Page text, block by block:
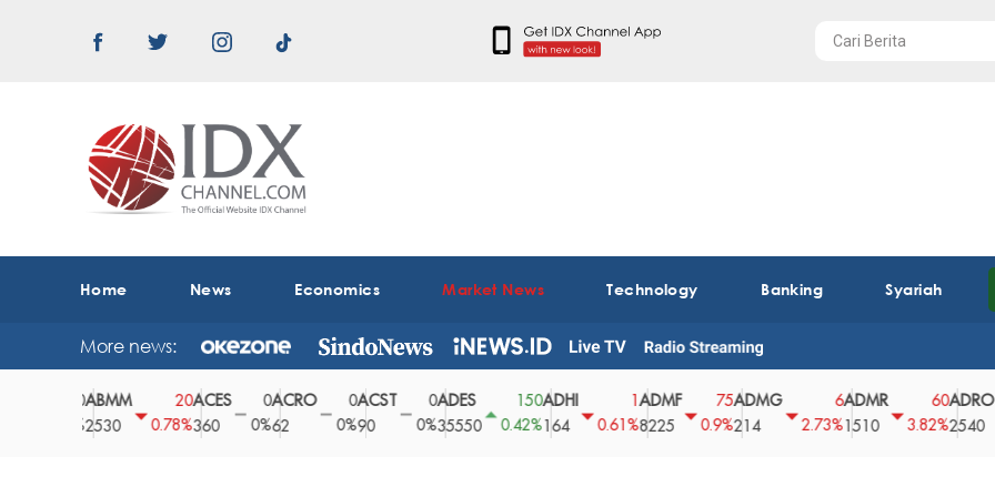
Home News Economics Market News Technology Banking Syariah
More news:
20
0.78%
360
0
0%
ACRO
62
0
0%
ACST
0
0%
ADES
35550
150
0.42%
ADHI
164
1
0.61%
8225
75
0.9%
ADMG
214
6
2.73%
1510
60
3.82%
ADRO
2540
0
0%43